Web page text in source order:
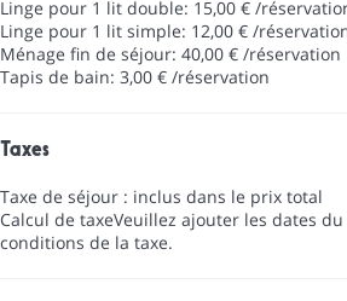
Linge pour 1 lit double: 15,00 € /
Linge pour 1 lit simple: 12,00 € /
Ménage fin de séjour: 40,00 € /réservation
Tapis de bain: 3,00 € /réservation
Taxes
Taxe de séjour : inclus dans le prix total
Calcul de taxeVeuillez ajouter les dates
conditions de la taxe.